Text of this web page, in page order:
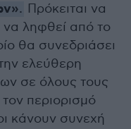
. Πρόκειται να
ληφθεί από το
θα συνεδριάσει
ελεύθερη
σε όλους τους
περιορισμό
κάνουν συνεχή